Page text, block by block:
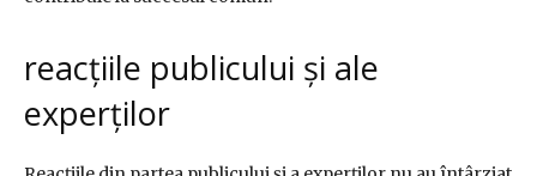
reacțiile publicului și ale
experților